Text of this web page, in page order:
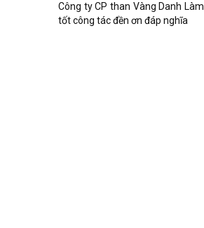
Công ty CP than Vàng Danh Làm
tốt công tác đền ơn đáp nghĩa